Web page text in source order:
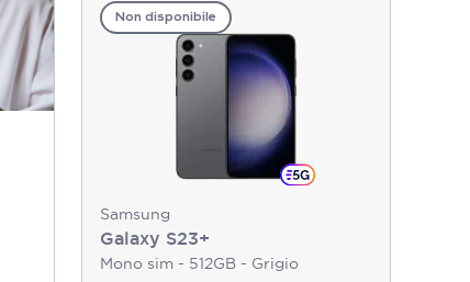
Non disponibile
Samsung
Galaxy S23+
Mono sim - 512GB - Grigio